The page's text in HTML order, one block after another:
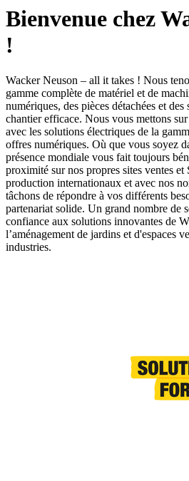
Bienvenue chez
!
Wacker Neuson – all it takes ! Nous
gamme complète de matériel et de
numériques, des pièces détachées et
chantier efficace. Nous vous mettons
avec les solutions électriques de la
offres numériques. Où que vous soyez
présence mondiale vous fait toujours
proximité sur nos propres sites ventes et
production internationaux et avec nos
tâchons de répondre à vos différents
partenariat solide. Un grand nombre de
confiance aux solutions innovantes de
l’aménagement de jardins et d'espaces
industries.